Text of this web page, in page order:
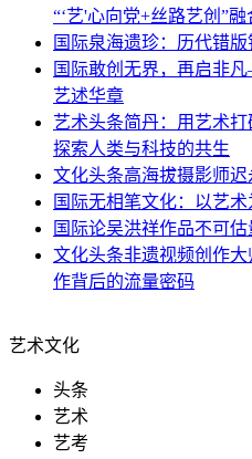
“‘艺'心向党+丝路艺创”融
国际泉海遗珍：历代错
国际敢创无界，再启非
艺述华章
艺术头条简丹：用艺术
探索人类与科技的共生
文化头条高海拔摄影师迟
国际无相笔文化：以艺
国际论吴洪祥作品不可
文化头条非遗视频创作大
作背后的流量密码
艺术文化
头条
艺术
艺考